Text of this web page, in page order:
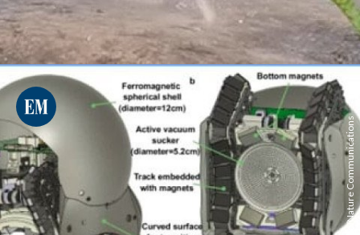
divulgação/Nature Communications